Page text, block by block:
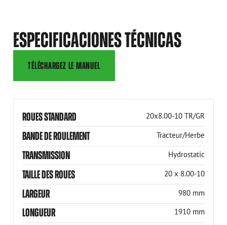
ESPECIFICACIONES TÉCNICAS
TÉLÉCHARGEZ LE MANUEL
ROUES STANDARD 20x8.00-10 TR/GR
BANDE DE ROULEMENT Tracteur/Herbe
TRANSMISSION Hydrostatic
TAILLE DES ROUES 20 x 8.00-10
LARGEUR 980 mm
LONGUEUR 1910 mm